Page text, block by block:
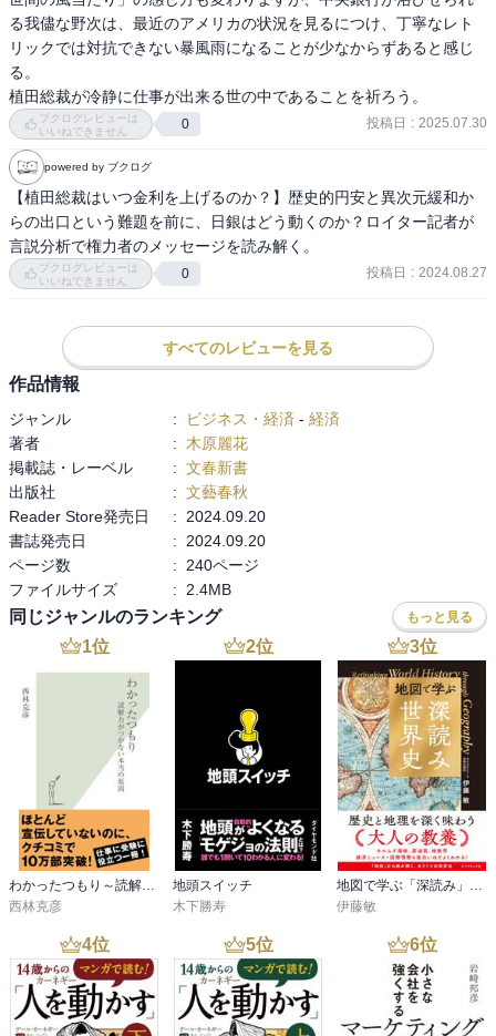
日銀総裁の発言の中から隠されたメッセージを読み解いてきた。
著者のレトリック分析によると、前任の黒田総裁は
明解で歯切れのよい言葉を使うことで、市場に強いメッセージを送
っていた。
しかし、任期途中から急速に歯切れのよさが低下し、
責任を他者に転換するような物言いが多くなった。
続く植田総裁は、大規模緩和から「通常モード」へとナラティブの
大転換をおこなった。
同時に、丁寧に説明を尽くす姿勢に徹している。
ところが、丁寧な物言いを心がけようとすればするほど、
予想外の言葉が口をついて出てしまい、
市場にあやまったメッセージを発してしまいがちだ。それが投機筋
につけ込まれる。
では、そうした「日銀文学」はいったい誰が書いているのか？
じつは、日銀エリートたちの「奥の院」である「企画局」の少数の
メンバーが、
各総裁の好みにあわせて起草しているのだ。
著者は豊富な取材経験から、日銀エリートたちの生態や各総裁の秘
話も明かす。
日銀を理解するには絶好の一冊だ。
る我儘な野次は、最近のアメリカの状況を見るにつけ、丁寧なレト
リックでは対抗できない暴風雨になることが少なからずあると感じ
る。
植田総裁が冷静に仕事が出来る世の中であることを祈ろう。
ブクログレビューは
いいねできません
0 投稿日 : 2025.07.30
powered by ブクログ
【植田総裁はいつ金利を上げるのか？】歴史的円安と異次元緩和か
らの出口という難題を前に、日銀はどう動くのか？ロイター記者が
言説分析で権力者のメッセージを読み解く。
ブクログレビューは
いいねできません
0 投稿日 : 2024.08.27
すべてのレビューを見る
作品情報
ジャンル : ビジネス・経済 - 経済
著者
:
木原麗花
掲載誌・レーベル
: 文春新書
出版社
: 文藝春秋
Reader Store発売日
:
2024.09.20
書誌発売日
:
2024.09.20
ページ数
:
240ページ
ファイルサイズ
: 2.4MB
同じジャンルのランキング もっと見る
1位
わかったつもり～読解力がつかない本当の原因～
西林克彦
2位
地頭スイッチ
木下勝寿
3位
地図で学ぶ「深読み」世界史
伊藤敏
4位 5位 6位